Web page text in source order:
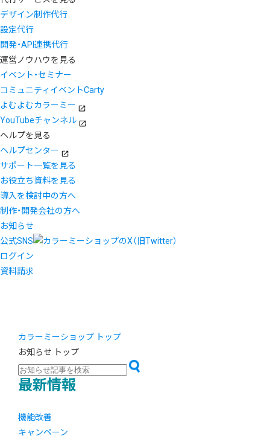
デザイン制作代行
設定代行
開発・API連携代行
運営ノウハウを見る
イベント・セミナー
コミュニティイベントCarty
よむよむカラーミー
YouTubeチャンネル
ヘルプを見る
ヘルプセンター
サポート一覧を見る
お役立ち資料を見る
導入を検討中の方へ
制作・開発会社の方へ
お知らせ
公式SNS
ログイン
資料請求
カラーミーショップ トップ
お知らせ トップ
最新情報
機能改善
キャンペーン